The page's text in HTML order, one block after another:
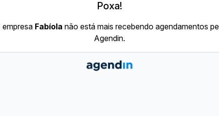
Poxa!
empresa Fabíola não está mais recebendo agendamentos
Agendin.